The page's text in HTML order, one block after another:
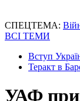
СПЕЦТЕМА:
ВСІ ТЕМИ
Вступ
Теракт в
УАФ